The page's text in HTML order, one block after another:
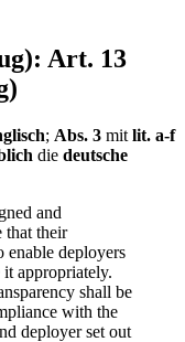
Art. 13
; Abs. 3 mit lit. a-f
die deutsche
and
that their
enable deployers
it appropriately.
shall be
with the
deployer set out